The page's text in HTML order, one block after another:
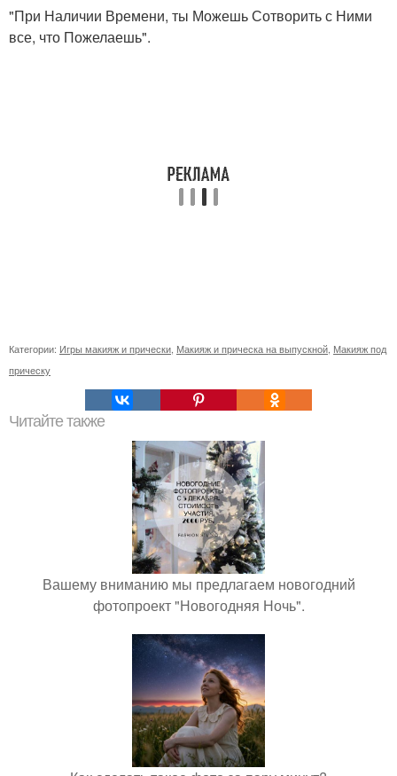
"При Наличии Времени, ты Можешь Сотворить с Ними
все, что Пожелаешь".
Категории: Игры макияж и прически Макияж и прическа на выпускной Макияж под
прическу
Читайте также
Вашему вниманию мы предлагаем новогодний
фотопроект "Новогодняя Ночь".